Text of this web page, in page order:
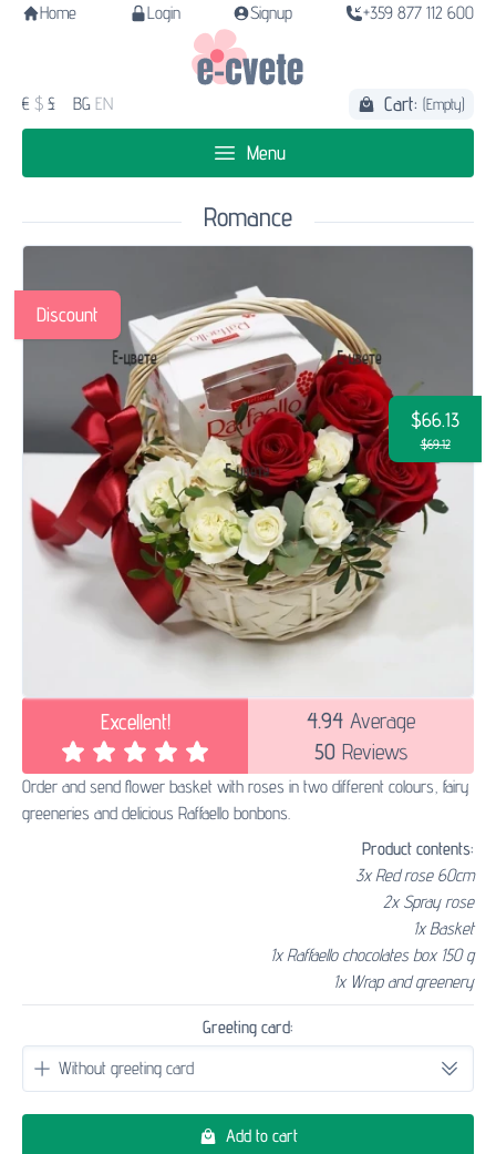
Home Login Signup +359 877 112 600
€ $ £ BG EN Cart: (Empty)
Menu
Romance
$66.13
$69.12
Discount
Excellent! 4.94 Average
50 Reviews
Order and send flower basket with roses in two different colours, fairy
greeneries and delicious Raffaello bonbons.
Product contents:
3x Red rose 60cm
2x Spray rose
1x Basket
1x Raffaello chocolates box 150 g
1x Wrap and greenery
Greeting card:
Add to cart